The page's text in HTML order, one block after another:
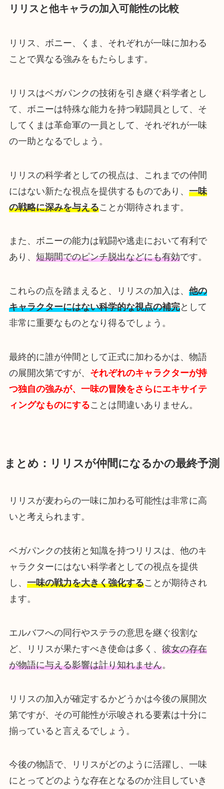
リリスと他キャラの加入可能性の比較
リリス、ボニー、くま、それぞれが一味に加わる
ことで異なる強みをもたらします。
リリスはベガパンクの技術を引き継ぐ科学者とし
て、ボニーは特殊な能力を持つ戦闘員として、そ
してくまは革命軍の一員として、それぞれが一味
の一助となるでしょう。
リリスの科学者としての視点は、これまでの仲間
にはない新たな視点を提供するものであり、 一味
の戦略に深みを与えることが期待されます。
また、ボニーの能力は戦闘や逃走において有利で
あり、 短期間でのピンチ脱出などにも有効です。
これらの点を踏まえると、リリスの加入は、 他の
キャラクターにはない科学的な視点の補完として
非常に重要なものとなり得るでしょう。
最終的に誰が仲間として正式に加わるかは、物語
の展開次第ですが、 それぞれのキャラクターが持
つ独自の強みが、一味の冒険をさらにエキサイテ
ィングなものにすることは間違いありません。
まとめ：リリスが仲間になるかの最終予測
リリスが麦わらの一味に加わる可能性は非常に高
いと考えられます。
ベガパンクの技術と知識を持つリリスは、他のキ
ャラクターにはない科学者としての視点を提供
し、 一味の戦力を大きく強化することが期待され
ます。
エルバフへの同行やステラの意思を継ぐ役割な
ど、リリスが果たすべき使命は多く、 彼女の存在
が物語に与える影響は計り知れません。
リリスの加入が確定するかどうかは今後の展開次
第ですが、その可能性が示唆される要素は十分に
揃っていると言えるでしょう。
今後の物語で、リリスがどのように活躍し、一味
にとってどのような存在となるのか注目していき